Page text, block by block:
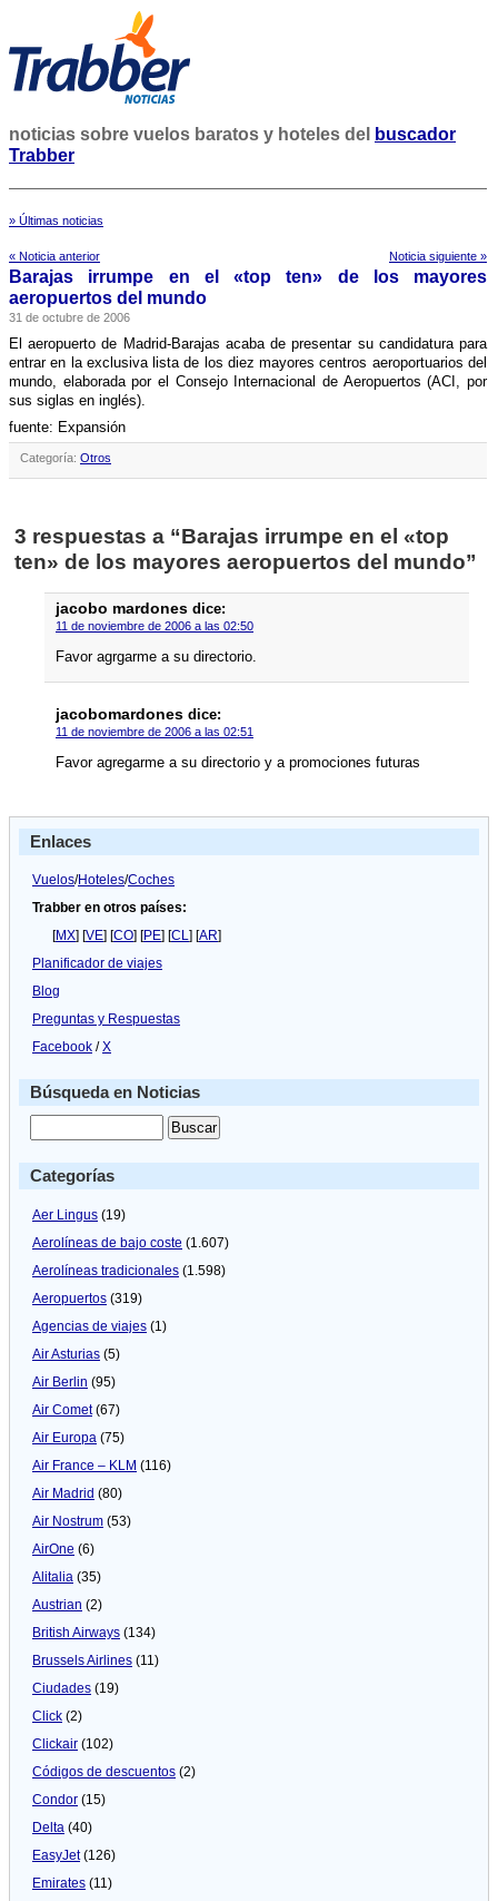
noticias sobre vuelos baratos y hoteles del
buscador
Trabber
» Últimas noticias
« Noticia anterior Noticia siguiente »
Barajas irrumpe en el «top ten» de los mayores
aeropuertos del mundo
31 de octubre de 2006
El aeropuerto de Madrid-Barajas acaba de presentar su candidatura para
entrar en la exclusiva lista de los diez mayores centros aeroportuarios del
mundo, elaborada por el Consejo Internacional de Aeropuertos (ACI, por
sus siglas en inglés).
fuente: Expansión
Categoría: Otros
3 respuestas a “Barajas irrumpe en el «top
ten» de los mayores aeropuertos del mundo”
jacobo mardones dice:
11 de noviembre de 2006 a las 02:50
Favor agrgarme a su directorio.
jacobomardones dice:
11 de noviembre de 2006 a las 02:51
Favor agregarme a su directorio y a promociones futuras
Enlaces
Vuelos/Hoteles/Coches
Trabber en otros países:
[MX] [VE] [CO] [PE] [CL] [AR]
Planificador de viajes
Blog
Preguntas y Respuestas
Facebook /X
Búsqueda en Noticias
Categorías
Aer Lingus (19)
Aerolíneas de bajo coste (1.607)
Aerolíneas tradicionales (1.598)
Aeropuertos (319)
Agencias de viajes (1)
Air Asturias (5)
Air Berlin (95)
Air Comet(67)
Air Europa (75)
Air France – KLM (116)
Air Madrid (80)
Air Nostrum (53)
AirOne (6)
Alitalia (35)
Austrian (2)
British Airways (134)
Brussels Airlines (11)
Ciudades (19)
Click (2)
Clickair (102)
Códigos de descuentos (2)
Condor (15)
Delta (40)
EasyJet(126)
Emirates (11)